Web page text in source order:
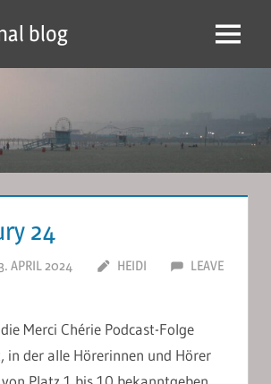
blog Menu
24
APRIL 2024 HEIDI
LEAVE
Merci Chérie Podcast-Folge
in der alle Hörerinnen und Hörer